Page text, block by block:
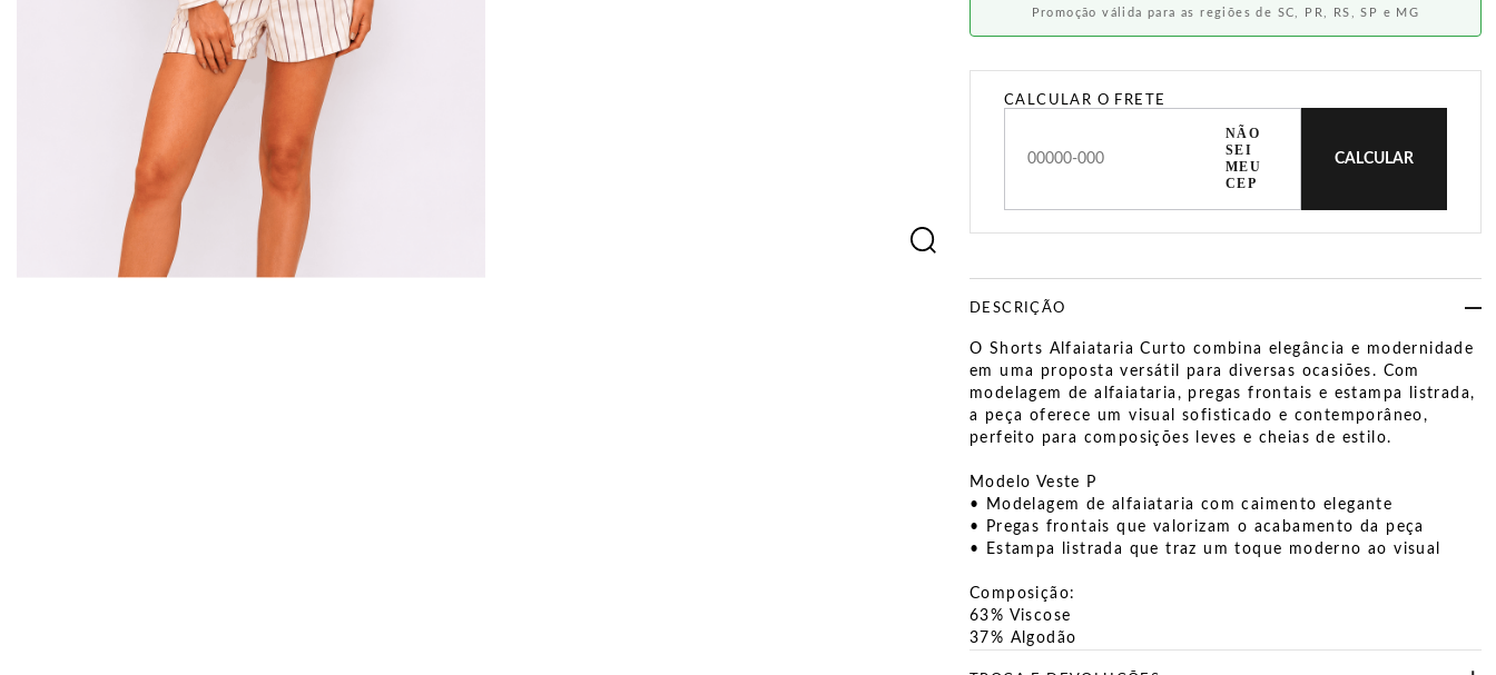
Promoção válida para as regiões de SC, PR, RS, SP e MG
CALCULAR O FRETE
NÃO
SEI
MEU
CEP
CALCULAR
DESCRIÇÃO
O Shorts Alfaiataria Curto combina elegância e modernidade
em uma proposta versátil para diversas ocasiões. Com
modelagem de alfaiataria, pregas frontais e estampa listrada,
a peça oferece um visual sofisticado e contemporâneo,
perfeito para composições leves e cheias de estilo.
Modelo Veste P
• Modelagem de alfaiataria com caimento elegante
• Pregas frontais que valorizam o acabamento da peça
• Estampa listrada que traz um toque moderno ao visual
Composição:
63% Viscose
37% Algodão